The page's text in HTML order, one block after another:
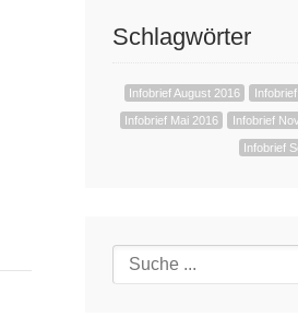
Schlagwörter
Infobrief August 2016
Infobrief Mai 2016 Infobrief
Infobrief